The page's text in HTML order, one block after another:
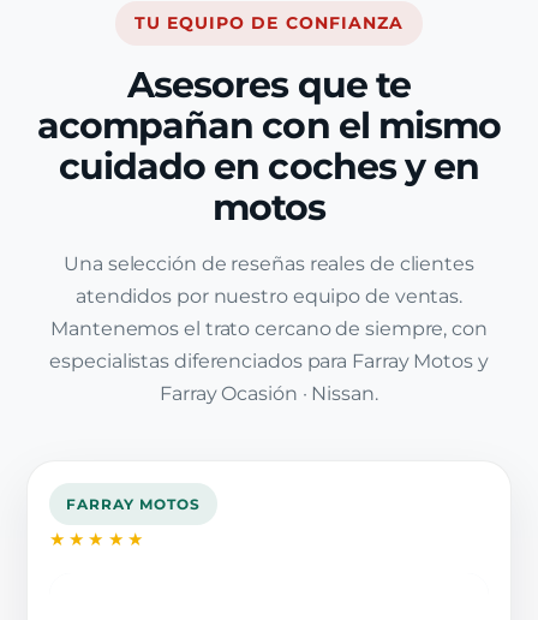
TU EQUIPO DE CONFIANZA
Asesores que te
acompañan con el mismo
cuidado en coches y en
motos
Una selección de reseñas reales de clientes
atendidos por nuestro equipo de ventas.
Mantenemos el trato cercano de siempre, con
especialistas diferenciados para Farray Motos y
Farray Ocasión · Nissan.
FARRAY MOTOS
★★★★★